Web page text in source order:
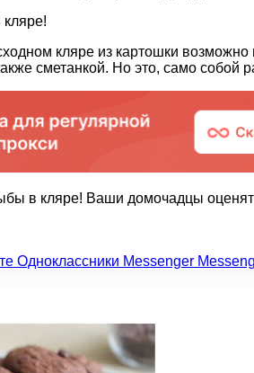
кляре из картошки
сметанкой. Но это, само собой
в кляре! Ваши домочадцы
Одноклассники Messenger